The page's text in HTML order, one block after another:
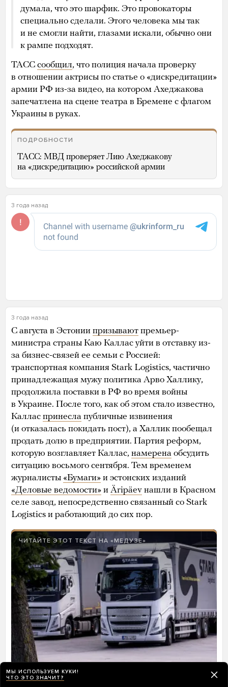
думала, что это шарфик. Это провокаторы
специально сделали. Этого человека мы так
и не смогли найти, глазами искали, обычно они
к рампе подходят.
ТАСС сообщил, что полиция начала проверку
в отношении актрисы по статье о «дискредитации»
армии РФ из-за видео, на котором Ахеджакова
запечатлена на сцене театра в Бремене с флагом
Украины в руках.
ПОДРОБНОСТИ
ТАСС: МВД проверяет Лию Ахеджакову
на «дискредитацию» российской армии
3 года назад
3 года назад
С августа в Эстонии призывают премьер-
министра страны Каю Каллас уйти в отставку из-
за бизнес-связей ее семьи с Россией:
транспортная компания Stark Logistics, частично
принадлежащая мужу политика Арво Халлику,
продолжила поставки в РФ во время войны
в Украине. После того, как об этом стало известно,
Каллас принесла публичные извинения
(и отказалась покидать пост), а Халлик пообещал
продать долю в предприятии. Партия реформ,
которую возглавляет Каллас, намерена обсудить
ситуацию восьмого сентября. Тем временем
журналисты «Бумаги» и эстонских изданий
«Деловые ведомости» и Äripäev нашли в Красном
селе завод, непосредственно связанный со Stark
Logistics и работающий до сих пор.
ЧИТАЙТЕ ЭТОТ ТЕКСТ НА «МЕДУЗЕ»
Завод, с которым сотрудничает
МЫ ИСПОЛЬЗУЕМ КУКИ!
ЧТО ЭТО ЗНАЧИТ?